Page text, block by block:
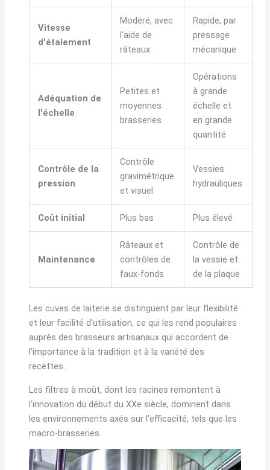
Vitesse
d'étalement
Modéré, avec
l'aide de
râteaux
Rapide, par
pressage
mécanique
Adéquation de
l'échelle
Petites et
moyennes
brasseries
Opérations
à grande
échelle et
en grande
quantité
Contrôle de la
pression
Contrôle
gravimétrique
et visuel
Vessies
hydrauliques
Coût initial Plus bas Plus élevé
Maintenance
Râteaux et
contrôles de
faux-fonds
Contrôle de
la vessie et
de la plaque
Les cuves de laiterie se distinguent par leur flexibilité
et leur facilité d'utilisation, ce qui les rend populaires
auprès des brasseurs artisanaux qui accordent de
l'importance à la tradition et à la variété des
recettes.
Les filtres à moût, dont les racines remontent à
l'innovation du début du XXe siècle, dominent dans
les environnements axés sur l'efficacité, tels que les
macro-brasseries.